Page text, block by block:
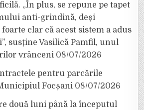
„În plus, se repune pe tapet
anti-grindină, deși
clar că acest sistem a adus
susține Vasilică Pamfil, unul
vrânceni 08/07/2026
pentru parcările
Focșani 08/07/2026
două luni până la începutul